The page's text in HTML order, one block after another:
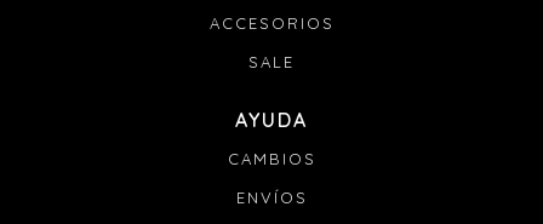
ACCESORIOS
SALE
AYUDA
CAMBIOS
ENVÍOS